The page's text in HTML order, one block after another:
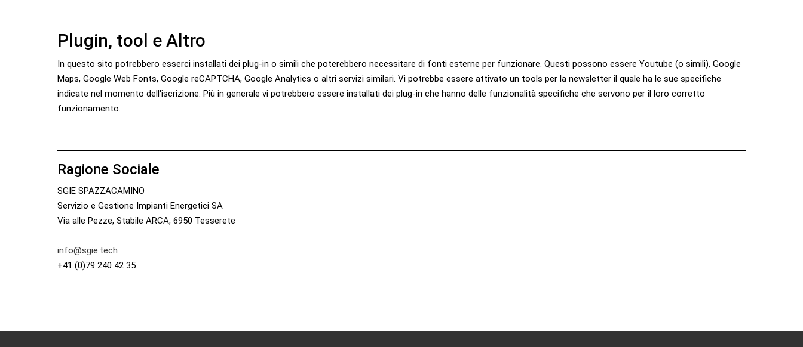
Plugin, tool e Altro
In questo sito potrebbero esserci installati dei plug-in o simili che poterebbero necessitare di fonti esterne per funzionare. Questi possono essere Youtube (o simili), Google
Maps, Google Web Fonts, Google reCAPTCHA, Google Analytics o altri servizi similari. Vi potrebbe essere attivato un tools per la newsletter il quale ha le sue specifiche
indicate nel momento dell'iscrizione. Più in generale vi potrebbero essere installati dei plug-in che hanno delle funzionalità specifiche che servono per il loro corretto
funzionamento.
Ragione Sociale
SGIE SPAZZACAMINO
Servizio e Gestione Impianti Energetici SA
Via alle Pezze, Stabile ARCA, 6950 Tesserete
info@sgie.tech
+41 (0)79 240 42 35